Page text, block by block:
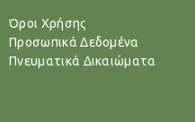
Όροι Χρήσης
Προσωπικά Δεδομένα
Πνευματικά Δικαιώματα